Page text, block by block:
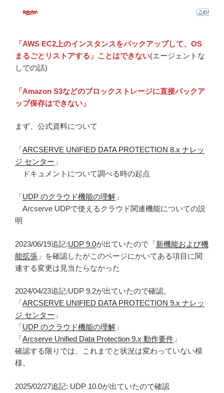
「AWS EC2上のインスタンスをバックアップして、OS
まるごとリストアする」ことはできない(エージェントな
しでの話)
「Amazon S3などのブロックストレージに直接バックア
ップ保存はできない」
まず、公式資料について
「ARCSERVE UNIFIED DATA PROTECTION 8.x ナレッ
ジ センター 」
ドキュメントについて調べる時の起点
「UDP のクラウド機能の理解 」
Arcserve UDPで使えるクラウド関連機能についての説
明
2023/06/19追記:UDP 9.0が出ていたので「新機能および機
能拡張 」を確認したがこのページにかいてある項目に関
連する変更は見当たらなかった
2024/04/23追記:UDP 9.2が出ていたので確認。
「ARCSERVE UNIFIED DATA PROTECTION 9.x ナレッ
ジ センター 」
「UDP のクラウド機能の理解 」
「Arcserve Unified Data Protection 9.x 動作要件 」
確認する限りでは、これまでと状況は変わっていない模
様。
2025/02/27追記: UDP 10.0が出ていたので確認